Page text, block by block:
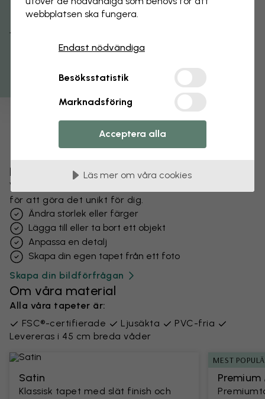
Förändra din tapet
Vårt designteam kan justera vilket motiv som helst
för att göra det unikt för dig.
Ändra storlek eller färger
Lägga till eller ta bort ett objekt
Anpassa en detalj
Skapa din egen tapet från ett foto
Skapa din bildförfrågan
Om våra material
Alla våra tapeter är:
FSC®-certifierade
Ljusäkta
PVC-fria
Levereras i 45 cm breda våder
Satin
Klassisk tapet med slät finish och
MEST
webbplatsen ska fungera.
Endast nödvändiga
Besöksstatistik
Marknadsföring
Acceptera alla
Läs mer om våra cookies
Få 15% rabatt